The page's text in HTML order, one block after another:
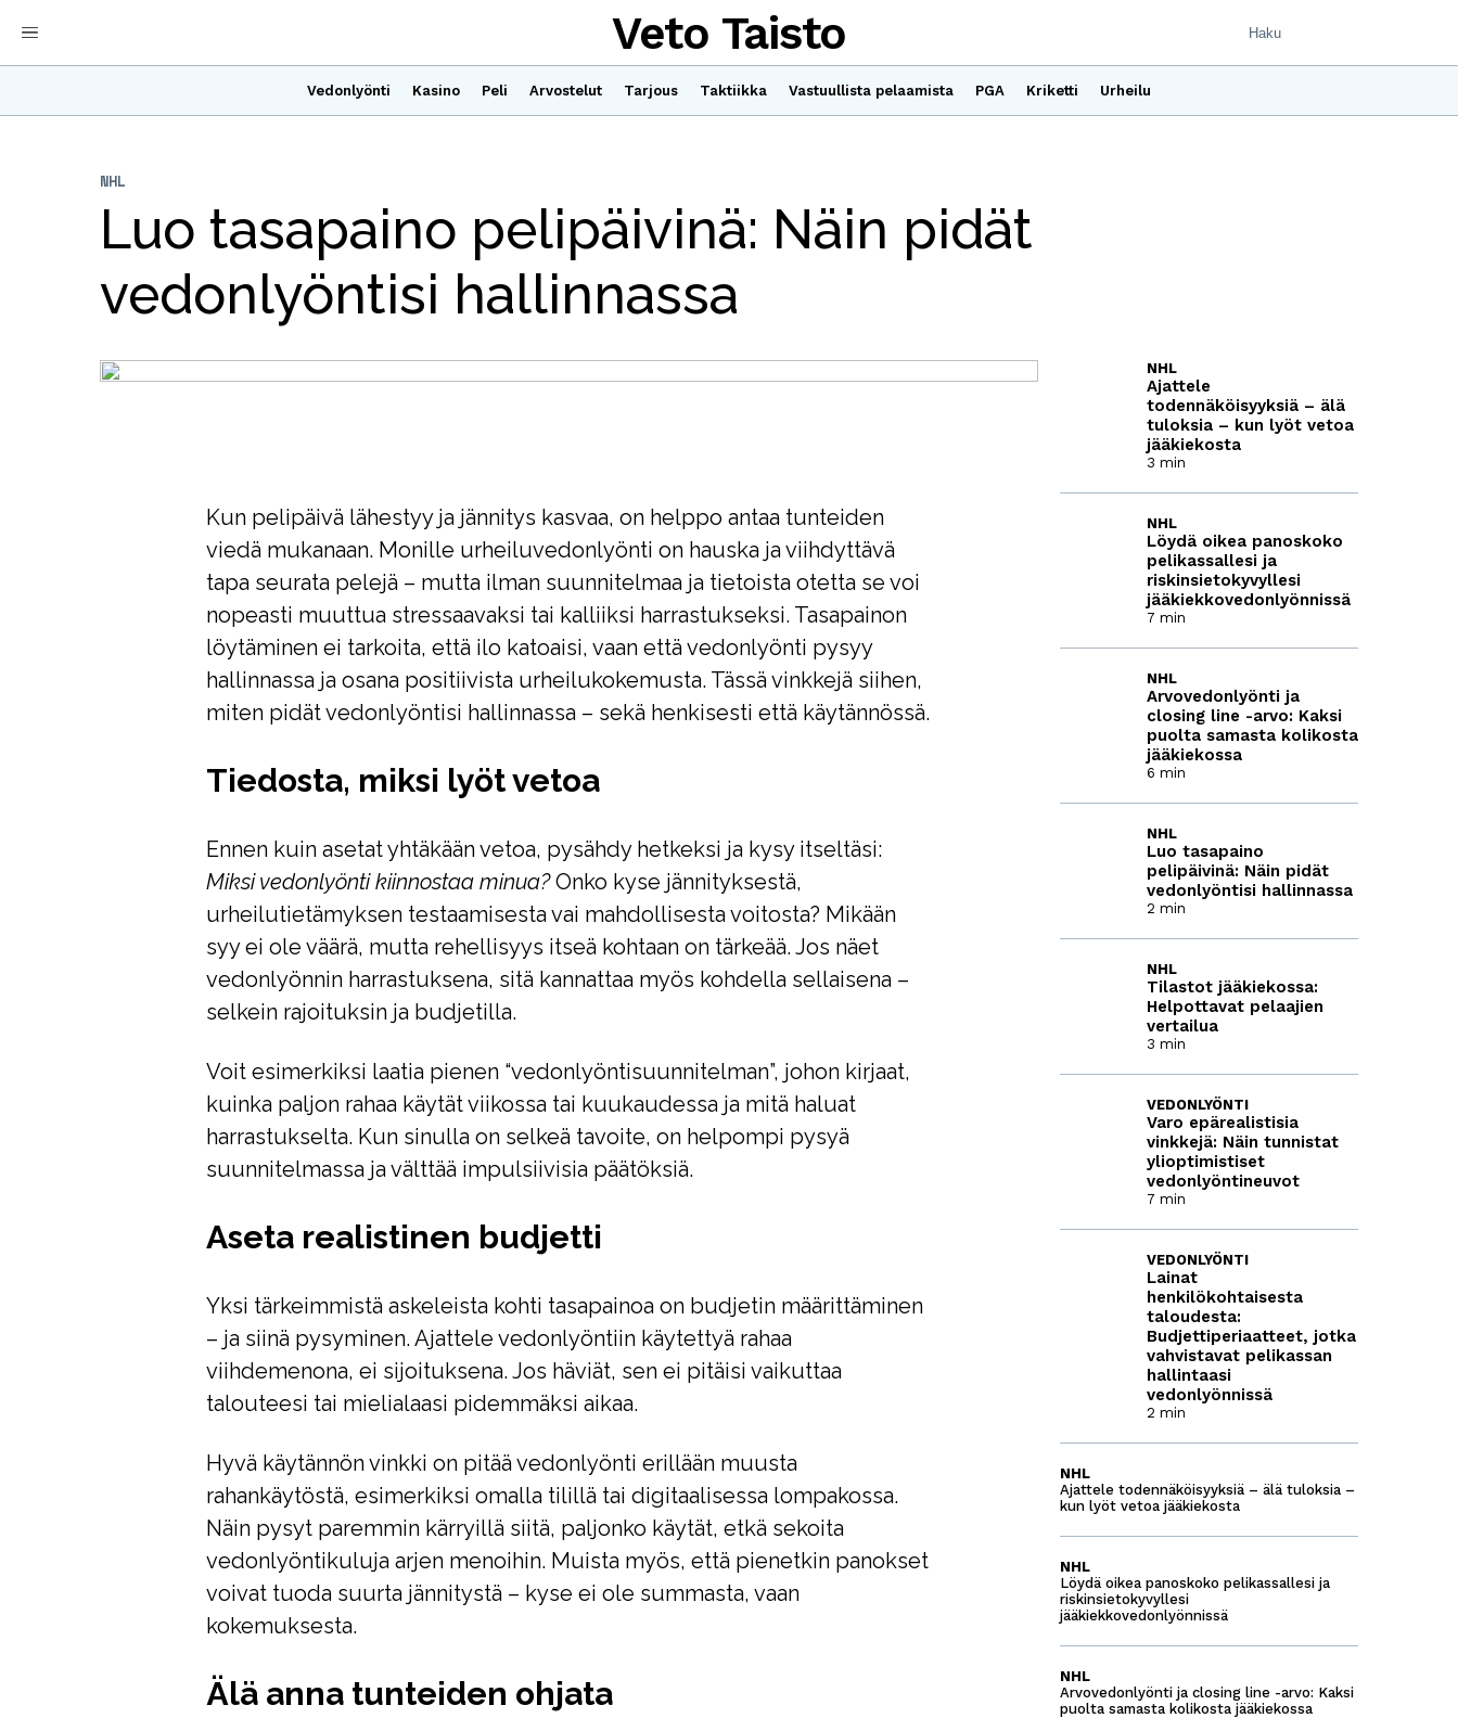
Vedonlyönti Kasino Peli Arvostelut Tarjous Taktiikka Vastuullista pelaamista PGA Kriketti Urheilu
Veto Taisto
Luo tasapaino pelipäivinä: Näin pidät
vedonlyöntisi hallinnassa
NHL
Kun pelipäivä lähestyy ja jännitys kasvaa, on helppo antaa tunteiden
viedä mukanaan. Monille urheiluvedonlyönti on hauska ja viihdyttävä
tapa seurata pelejä – mutta ilman suunnitelmaa ja tietoista otetta se voi
nopeasti muuttua stressaavaksi tai kalliiksi harrastukseksi. Tasapainon
löytäminen ei tarkoita, että ilo katoaisi, vaan että vedonlyönti pysyy
hallinnassa ja osana positiivista urheilukokemusta. Tässä vinkkejä siihen,
miten pidät vedonlyöntisi hallinnassa – sekä henkisesti että käytännössä.
Tiedosta, miksi lyöt vetoa
Ennen kuin asetat yhtäkään vetoa, pysähdy hetkeksi ja kysy itseltäsi:
Miksi vedonlyönti kiinnostaa minua?Onko kyse jännityksestä,
urheilutietämyksen testaamisesta vai mahdollisesta voitosta? Mikään
syy ei ole väärä, mutta rehellisyys itseä kohtaan on tärkeää. Jos näet
vedonlyönnin harrastuksena, sitä kannattaa myös kohdella sellaisena –
selkein rajoituksin ja budjetilla.
Voit esimerkiksi laatia pienen “vedonlyöntisuunnitelman”, johon kirjaat,
kuinka paljon rahaa käytät viikossa tai kuukaudessa ja mitä haluat
harrastukselta. Kun sinulla on selkeä tavoite, on helpompi pysyä
suunnitelmassa ja välttää impulsiivisia päätöksiä.
Aseta realistinen budjetti
Yksi tärkeimmistä askeleista kohti tasapainoa on budjetin määrittäminen
– ja siinä pysyminen. Ajattele vedonlyöntiin käytettyä rahaa
viihdemenona, ei sijoituksena. Jos häviät, sen ei pitäisi vaikuttaa
talouteesi tai mielialaasi pidemmäksi aikaa.
Hyvä käytännön vinkki on pitää vedonlyönti erillään muusta
rahankäytöstä, esimerkiksi omalla tilillä tai digitaalisessa lompakossa.
Näin pysyt paremmin kärryillä siitä, paljonko käytät, etkä sekoita
vedonlyöntikuluja arjen menoihin. Muista myös, että pienetkin panokset
voivat tuoda suurta jännitystä – kyse ei ole summasta, vaan
kokemuksesta.
Älä anna tunteiden ohjata
Ajattele
todennäköisyyksiä – älä
tuloksia – kun lyöt vetoa
jääkiekosta
NHL
3 min
Löydä oikea panoskoko
pelikassallesi ja
riskinsietokyvyllesi
jääkiekkovedonlyönnissä
NHL
7 min
Arvovedonlyönti ja
closing line -arvo: Kaksi
puolta samasta kolikosta
jääkiekossa
NHL
6 min
Luo tasapaino
pelipäivinä: Näin pidät
vedonlyöntisi hallinnassa
NHL
2 min
Tilastot jääkiekossa:
Helpottavat pelaajien
vertailua
NHL
3 min
Varo epärealistisia
vinkkejä: Näin tunnistat
ylioptimistiset
vedonlyöntineuvot
VEDONLYÖNTI
7 min
Lainat
henkilökohtaisesta
taloudesta:
Budjettiperiaatteet, jotka
vahvistavat pelikassan
hallintaasi
vedonlyönnissä
VEDONLYÖNTI
2 min
Ajattele todennäköisyyksiä – älä tuloksia –
kun lyöt vetoa jääkiekosta
NHL
Löydä oikea panoskoko pelikassallesi ja
riskinsietokyvyllesi
jääkiekkovedonlyönnissä
NHL
Arvovedonlyönti ja closing line -arvo: Kaksi
puolta samasta kolikosta jääkiekossa
NHL